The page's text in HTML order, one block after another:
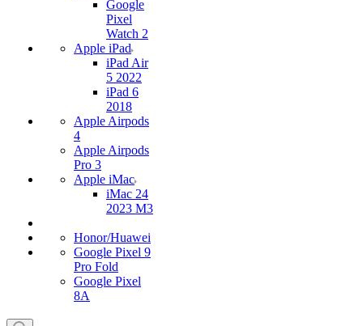
Google
Pixel
Watch 2
Apple iPad
iPad Air
5 2022
iPad 6
2018
Apple Airpods
4
Apple Airpods
Pro 3
Apple iMac
iMac 24
2023 M3
Honor/Huawei
Google Pixel 9
Pro Fold
Google Pixel
8A